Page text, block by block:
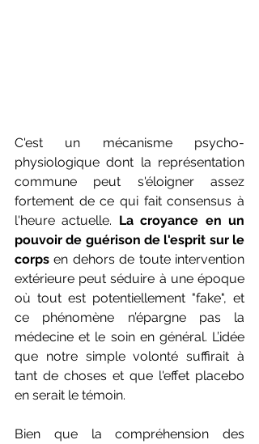
C'est un mécanisme psycho-
physiologique dont la représentation
commune peut s'éloigner assez
fortement de ce qui fait consensus à
l'heure actuelle. La croyance en un
pouvoir de guérison de l'esprit sur le
corps en dehors de toute intervention
extérieure peut séduire à une époque
où tout est potentiellement "fake", et
ce phénomène n’épargne pas la
médecine et le soin en général. L’idée
que notre simple volonté suffirait à
tant de choses et que l'effet placebo
en serait le témoin.
Bien que la compréhension des